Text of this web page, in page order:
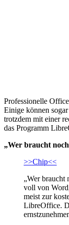
Professionelle
Einige können
trotzdem mit einer
das Programm
„Wer braucht
>>Chip<<
„Wer braucht
voll von
meist zur
LibreOffice.